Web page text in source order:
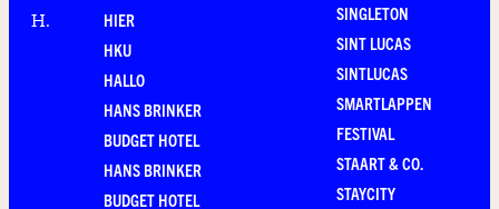
H.
HIER
HKU
HALLO
HANS BRINKER
BUDGET HOTEL
HANS BRINKER
BUDGET HOTEL
SINGLETON
SINT LUCAS
SINTLUCAS
SMARTLAPPEN
FESTIVAL
STAART & CO.
STAYCITY